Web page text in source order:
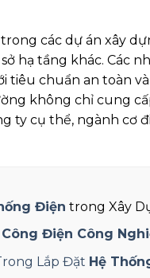
các dự án xây
hạ tầng khác. Các
tiêu chuẩn an toàn
không chỉ cung
ty cụ thể, ngành cơ
Điện trong Xây
Điện Công
Lắp Đặt Hệ